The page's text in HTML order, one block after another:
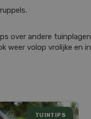
over andere
weer volop vrolijke en
TUINTIPS